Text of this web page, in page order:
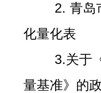
2. 青岛市
化量化表
3.关于《
量基准》的